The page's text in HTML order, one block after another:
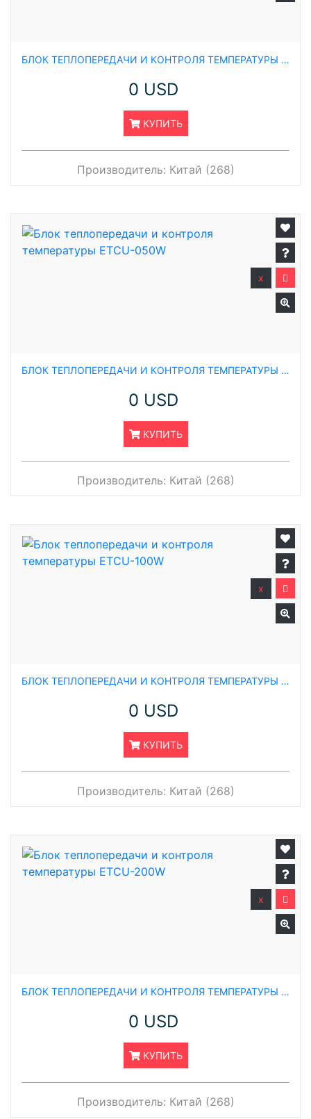
БЛОК ТЕПЛОПЕРЕДАЧИ И КОНТРОЛЯ ТЕМПЕРАТУРЫ ETCU-030W
0 USD
КУПИТЬ
Производитель: Китай (268)
БЛОК ТЕПЛОПЕРЕДАЧИ И КОНТРОЛЯ ТЕМПЕРАТУРЫ ETCU-050W
0 USD
КУПИТЬ
x
Производитель: Китай (268)
БЛОК ТЕПЛОПЕРЕДАЧИ И КОНТРОЛЯ ТЕМПЕРАТУРЫ ETCU-100W
0 USD
КУПИТЬ
x
Производитель: Китай (268)
БЛОК ТЕПЛОПЕРЕДАЧИ И КОНТРОЛЯ ТЕМПЕРАТУРЫ ETCU-200W
0 USD
КУПИТЬ
x
Производитель: Китай (268)